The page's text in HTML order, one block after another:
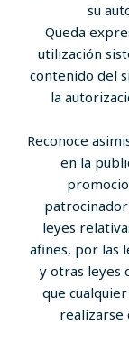
su
Queda
utilización
contenido del
la
Reconoce
en la
leyes
afines, por las
y otras leyes
que
realizarse